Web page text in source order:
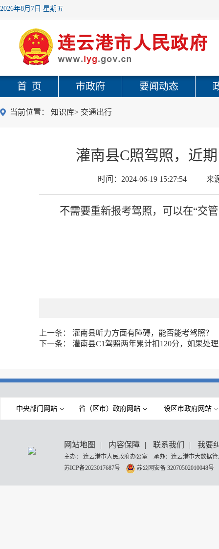
2026年8月7日 星期五
首 页 市政府 要闻动态
当前位置： 知识库> 交通出行
灌南县C照驾照，近
时间： 2024-06-19 15:27:54 来
不需要重新报考驾照，可以在“交管
上一条：
灌南县听力方面有障碍，能否能考驾照？
下一条：
灌南县C1驾照两年累计扣120分，如果处
中央部门网站 省（区市）政府网站 设区市政府网站
网站地图 | 内容保障 | 联系我们 | 我要
主办： 连云港市人民政府办公室 承办：连云港市大数据
苏ICP备2023017687号
苏公网安备 32070502010048号